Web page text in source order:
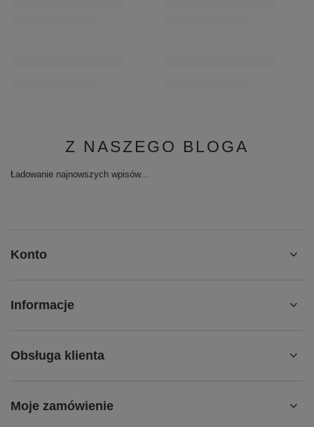
Z NASZEGO BLOGA
Ładowanie najnowszych wpisów...
Konto
Informacje
Obsługa klienta
Moje zamówienie